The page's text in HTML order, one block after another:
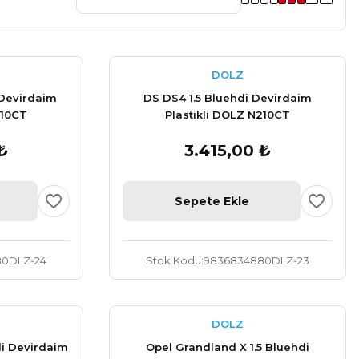
24
DOLZ
DS DS4 1.5 Bluehdi Devirdaim
Plastikli DOLZ N210CT
3.415,00 ₺
Sepete Ekle
Stok Kodu 9836834880DLZ-23
Devirdaim
DOLZ
Opel Grandland X 1.5 Bluehdi